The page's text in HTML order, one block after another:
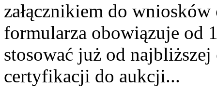
załącznikiem do
formularza obowiązuje od
stosować już od
certyfikacji do aukcji...